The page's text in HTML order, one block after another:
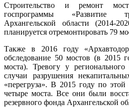
Строительство и ремонт
госпрограммы «Развитие
Архангельской области (2014-
планируется отремонтировать 79
Также в 2016 году
обследование 50 мостов (в 2015
моста). Тревогу у
случаи разрушения
«перегруза». В 2015 году по
четыре моста. Все они были
резервного фонда Архангельской